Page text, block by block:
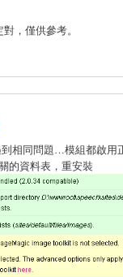
，僅供參考。
相同問題…模組都啟
的資料表，重安裝